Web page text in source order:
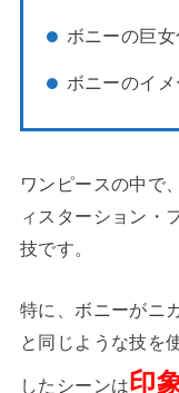
ボニーの巨
ボニーのイ
ワンピースの中で
ィスターション・
技です。
特に、ボニーがニ
と同じような技を
したシーンは印